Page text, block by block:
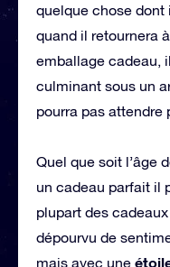
quelque chose dont
quand il retournera
emballage cadeau,
culminant sous un
pourra pas attendre
Quel que soit l’âge
un cadeau parfait il
plupart des
dépourvu de
mais avec une